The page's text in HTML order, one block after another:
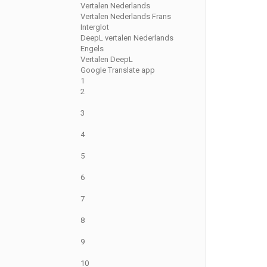
Vertalen Nederlands
Vertalen Nederlands Frans
Interglot
DeepL vertalen Nederlands
Engels
Vertalen DeepL
Google Translate app
1
2
3
4
5
6
7
8
9
10